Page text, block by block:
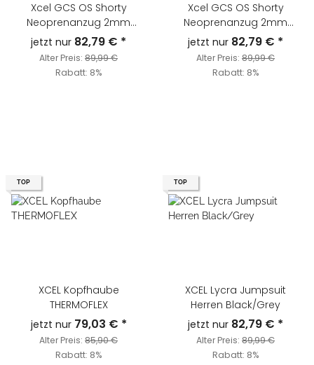
Xcel GCS OS Shorty
Neoprenanzug 2mm
Graphite o. Schwarz
Damen
jetzt nur 82,79 € *
Alter Preis: 89,99 €
Rabatt: 8%
Xcel GCS OS Shorty
Neoprenanzug 2mm
Schwarz Herren
jetzt nur 82,79 € *
Alter Preis: 89,99 €
Rabatt: 8%
TOP
XCEL Kopfhaube
THERMOFLEX
jetzt nur 79,03 € *
Alter Preis: 85,90 €
Rabatt: 8%
TOP
XCEL Lycra Jumpsuit
Herren Black/Grey
jetzt nur 82,79 € *
Alter Preis: 89,99 €
Rabatt: 8%